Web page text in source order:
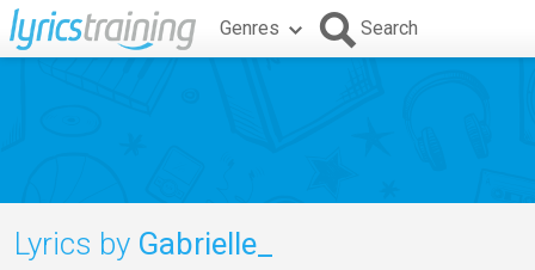
Genres Search
Lyrics by Gabrielle_